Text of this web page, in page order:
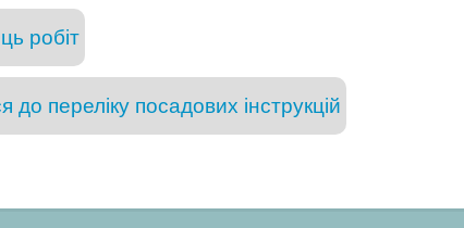
робіт
до переліку посадових інструкцій